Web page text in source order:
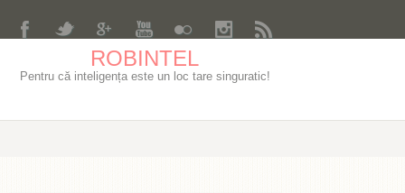
ROBINTEL
Pentru că inteligența este un loc tare singuratic!